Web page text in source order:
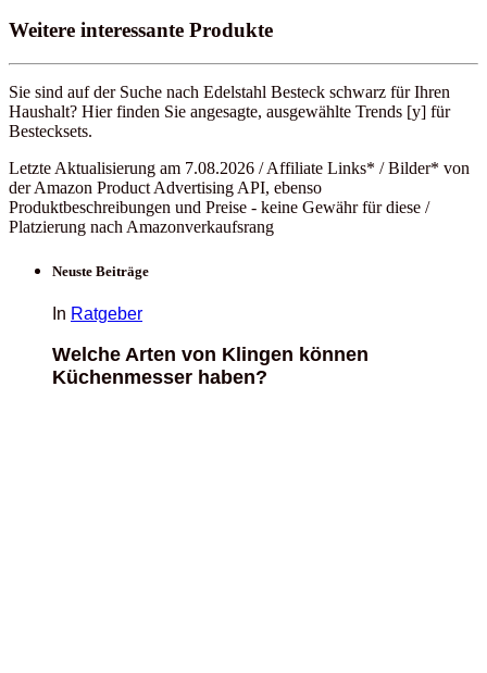
Weitere interessante Produkte
Sie sind auf der Suche nach Edelstahl Besteck schwarz für Ihren
Haushalt? Hier finden Sie angesagte, ausgewählte Trends [y] für
Bestecksets.
Letzte Aktualisierung am 7.08.2026 / Affiliate Links* / Bilder* von
der Amazon Product Advertising API, ebenso
Produktbeschreibungen und Preise - keine Gewähr für diese /
Platzierung nach Amazonverkaufsrang
Neuste Beiträge
In Ratgeber
Welche Arten von Klingen können
Küchenmesser haben?